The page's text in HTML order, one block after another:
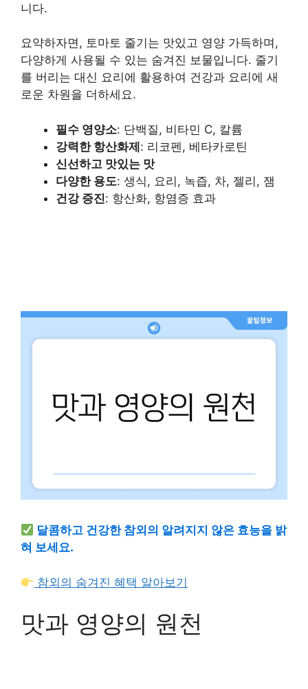
니다.
요약하자면, 토마토 줄기는 맛있고 영양 가득하며,
다양하게 사용될 수 있는 숨겨진 보물입니다. 줄기
를 버리는 대신 요리에 활용하여 건강과 요리에 새
로운 차원을 더하세요.
필수 영양소: 단백질, 비타민 C, 칼륨
강력한 항산화제: 리코펜, 베타카로틴
신선하고 맛있는 맛
다양한 용도: 생식, 요리, 녹즙, 차, 젤리, 잼
건강 증진: 항산화, 항염증 효과
달콤하고 건강한 참외의 알려지지 않은 효능을 밝
혀 보세요.
참외의 숨겨진 혜택 알아보기
맛과 영양의 원천